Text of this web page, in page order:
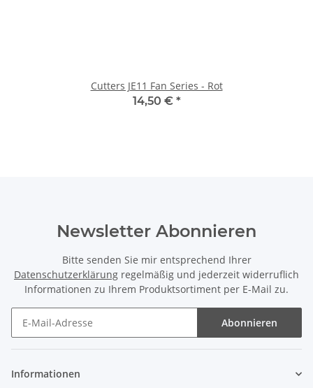
Cutters JE11 Fan Series - Rot
14,50 € *
Newsletter Abonnieren
Bitte senden Sie mir entsprechend Ihrer
Datenschutzerklärung regelmäßig und jederzeit widerruflich
Informationen zu Ihrem Produktsortiment per E-Mail zu.
Abonnieren
Informationen